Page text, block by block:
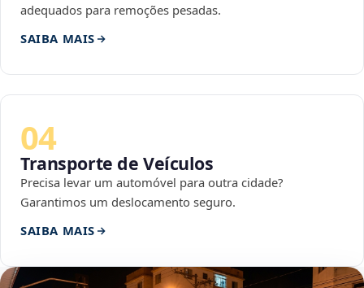
adequados para remoções pesadas.
SAIBA MAIS
04
Transporte de Veículos
Precisa levar um automóvel para outra cidade?
Garantimos um deslocamento seguro.
SAIBA MAIS